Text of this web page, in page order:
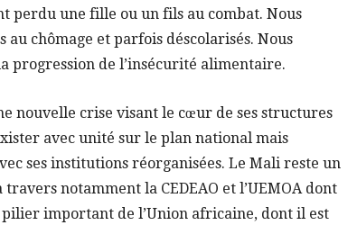
perdu une fille ou un fils au combat. Nous
chômage et parfois déscolarisés. Nous
progression de l’insécurité alimentaire.
nouvelle crise visant le cœur de ses structures
avec unité sur le plan national mais
ses institutions réorganisées. Le Mali reste un
notamment la CEDEAO et l’UEMOA dont
pilier important de l’Union africaine, dont il est